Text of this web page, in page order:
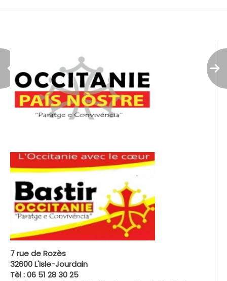
7 rue de Rozès
32600 L'Isle-Jourdain
Tèl : 06 51 28 30 25